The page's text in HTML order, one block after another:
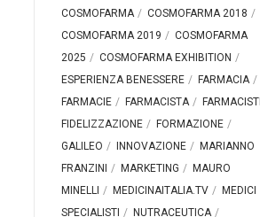
COSMOFARMA
COSMOFARMA 2018
COSMOFARMA 2019
COSMOFARMA
2025
COSMOFARMA EXHIBITION
ESPERIENZA BENESSERE
FARMACIA
FARMACIE
FARMACISTA
FARMACISTI
FIDELIZZAZIONE
FORMAZIONE
GALILEO
INNOVAZIONE
MARIANNO
FRANZINI
MARKETING
MAURO
MINELLI
MEDICINAITALIA.TV
MEDICI
SPECIALISTI
NUTRACEUTICA